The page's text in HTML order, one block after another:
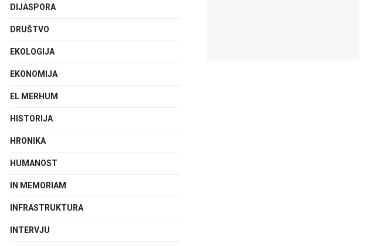
DIJASPORA
DRUŠTVO
EKOLOGIJA
EKONOMIJA
EL MERHUM
HISTORIJA
HRONIKA
HUMANOST
IN MEMORIAM
INFRASTRUKTURA
INTERVJU